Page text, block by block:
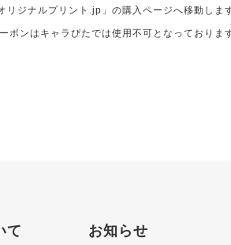
ジナルプリント.jp」の購入ページへ移動しま
ポンはキャラぴたでは使用不可となっておりま
て お知らせ